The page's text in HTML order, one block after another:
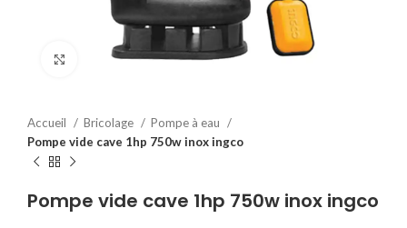
Click to enlarge
Accueil Bricolage
Pompe à eau
Pompe vide cave 1hp 750w inox ingco
Pompe vide cave 1hp 750w inox ingco